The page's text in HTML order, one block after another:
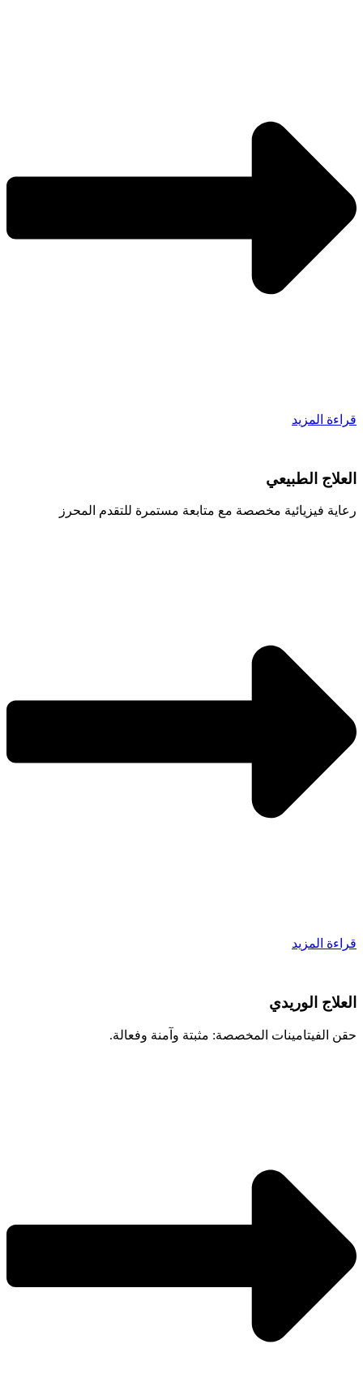
قراءة المزيد
العلاج الطبيعي
رعاية فيزيائية مخصصة مع متابعة مستمرة للتقدم المحرز
قراءة المزيد
العلاج الوريدي
حقن الفيتامينات المخصصة: مثبتة وآمنة وفعالة.